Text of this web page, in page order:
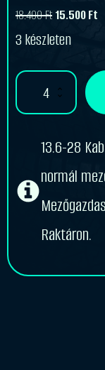
18.400Ft
price
was:
18.400 Ft.
15.500Ft
price
is:
15.500 Ft.
3 készleten
13.6-
Kabat
13.6-28
normál
Raktáron.